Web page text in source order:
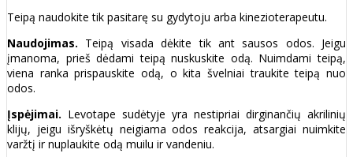
Teipą naudokite tik pasitarę su gydytoju arba kinezioterapeutu.
Naudojimas. Teipą visada dėkite tik ant sausos odos. Jeigu
įmanoma, prieš dėdami teipą nuskuskite odą. Nuimdami teipą,
viena ranka prispauskite odą, o kita švelniai traukite teipą nuo
odos.
Įspėjimai. Levotape sudėtyje yra nestipriai dirginančių akrilinių
klijų, jeigu išryškėtų neigiama odos reakcija, atsargiai nuimkite
varžtį ir nuplaukite odą muilu ir vandeniu.